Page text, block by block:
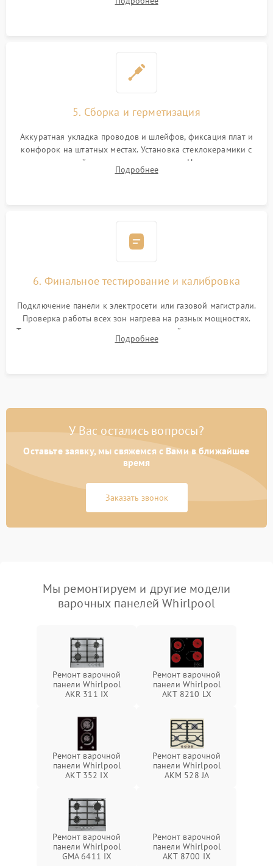
дорожек. Очистка контактов и замена поврежденной
5. Сборка и герметизация
Аккуратная укладка проводов и шлейфов, фиксация плат и
конфорок на штатных местах. Установка стеклокерамики с
проверкой равномерности зазоров. Нанесение
термостойкого герметика или укладка уплотнительной
Подробнее
6. Финальное тестирование и калибровка
Подключение панели к электросети или газовой магистрали.
Проверка работы всех зон нагрева на разных мощностях.
Тестирование сенсорного управления, таймера, индикаторов
остаточного тепла и систем защиты от перегрева.
Подробнее
У Вас остались вопросы?
Оставьте заявку, мы свяжемся с Вами в ближайшее
время
Заказать звонок
Мы ремонтируем и другие модели
варочных панелей Whirlpool
Ремонт варочной
панели Whirlpool
AKR 311 IX
Ремонт варочной
панели Whirlpool
AKT 8210 LX
Ремонт варочной
панели Whirlpool
AKT 352 IX
Ремонт варочной
панели Whirlpool
AKM 528 JA
Ремонт варочной
панели Whirlpool
GMA 6411 IX
Ремонт варочной
панели Whirlpool
AKT 8700 IX